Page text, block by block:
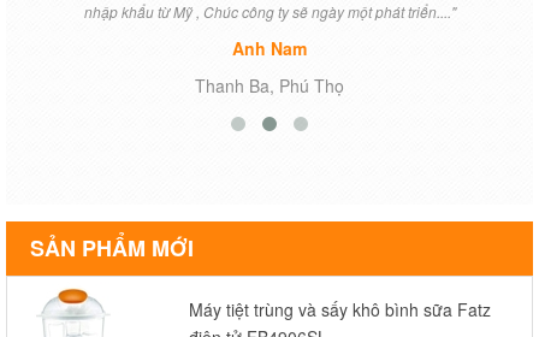
nhập khẩu từ Mỹ , Chúc công ty sẽ ngày một phát triển...."
Anh Nam
Thanh Ba, Phú Thọ
SẢN PHẨM MỚI
Máy tiệt trùng và sấy khô bình sữa Fatz